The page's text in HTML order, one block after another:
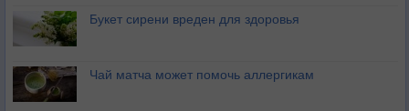
Букет сирени вреден для здоровья
Чай матча может помочь аллергикам